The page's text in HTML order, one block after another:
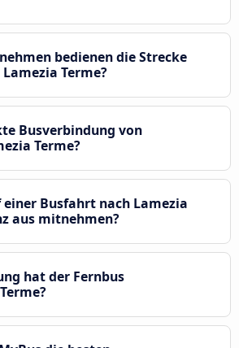
bedienen die Strecke
Terme?
Busverbindung von
Terme?
Busfahrt nach Lamezia
aus mitnehmen?
hat der Fernbus